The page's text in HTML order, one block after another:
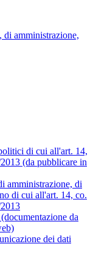
amministrazione,
di cui all'art. 14,
(da pubblicare in
amministrazione, di
di cui all'art. 14, co.
da
dei dati